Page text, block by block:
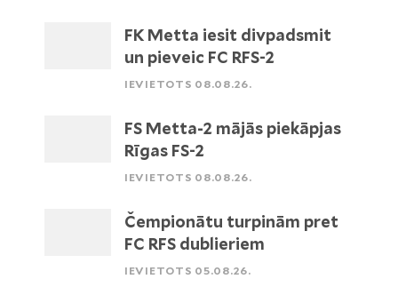
FK Metta iesit divpadsmit
un pieveic FC RFS-2
IEVIETOTS 08.08.26.
FS Metta-2 mājās piekāpjas
Rīgas FS-2
IEVIETOTS 08.08.26.
Čempionātu turpinām pret
FC RFS dublieriem
IEVIETOTS 05.08.26.